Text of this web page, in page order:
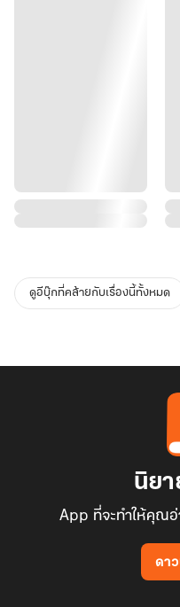
ดูอีบุ๊กที่คล้ายกับเรื่องนี้ทั้งหมด
นิยา
App ที่จะทำให้คุณอ่
ดา